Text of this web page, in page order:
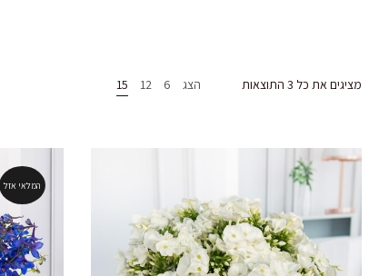
מציגים את כל ⁦3⁩ התוצאות הצג 6
12
15
המלאי אזל